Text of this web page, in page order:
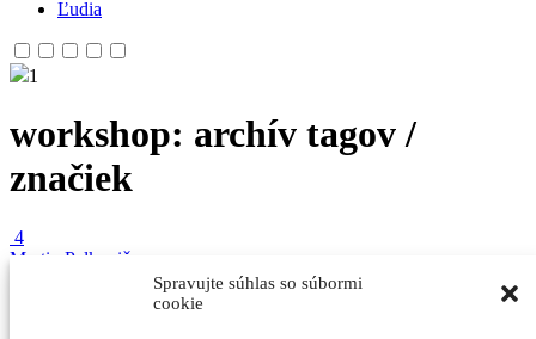
Spravujte súhlas so súbormi
cookie
Ľudia
1
workshop: archív tagov /
značiek
4
Martin Palkovič